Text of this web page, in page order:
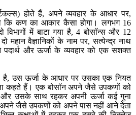
होते हैं, अपने व्यवहार के आधार पर,
कि कण का आकार कैसा होगा। लगभग 16
विभागों में बाटा गया है, 4 बोसॉन्स और 12
महान वैज्ञानिकों के नाम पर, सत्येन्द्र नाथ
पदार्थ और ऊर्जा के व्यवहार को एक सशक्त
है, उस ऊर्जा के आधार पर उसका एक नियत
कहते हैं। एक बोसॉन अपने जैसे उपकणों को
उसके साथ रहकर अपनी ऊर्जा कई गुना
अपने जैसे उपकणों को अपने पास नहीं आने देता